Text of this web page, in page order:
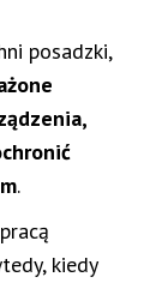
posadzki,
.
kiedy